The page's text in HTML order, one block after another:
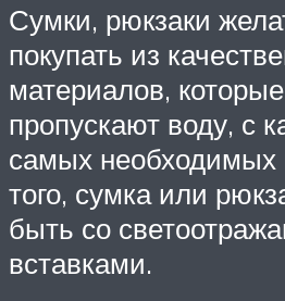
Сумки, рюкзаки
покупать из
материалов,
пропускают воду, с
самых
того, сумка или
быть со
вставками.